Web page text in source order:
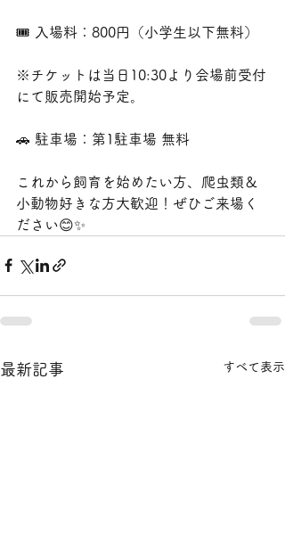
🎟 入場料：800円（小学生以下無料）
※チケットは当日10:30より会場前受付
にて販売開始予定。
🚗 駐車場：第1駐車場 無料
これから飼育を始めたい方、爬虫類＆
小動物好きな方大歓迎！ぜひご来場く
ださい😊✨
最新記事 すべて表示